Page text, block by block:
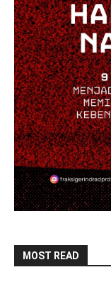
MOST READ